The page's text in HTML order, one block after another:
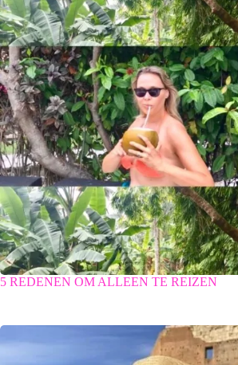
5 REDENEN OM ALLEEN TE REIZEN